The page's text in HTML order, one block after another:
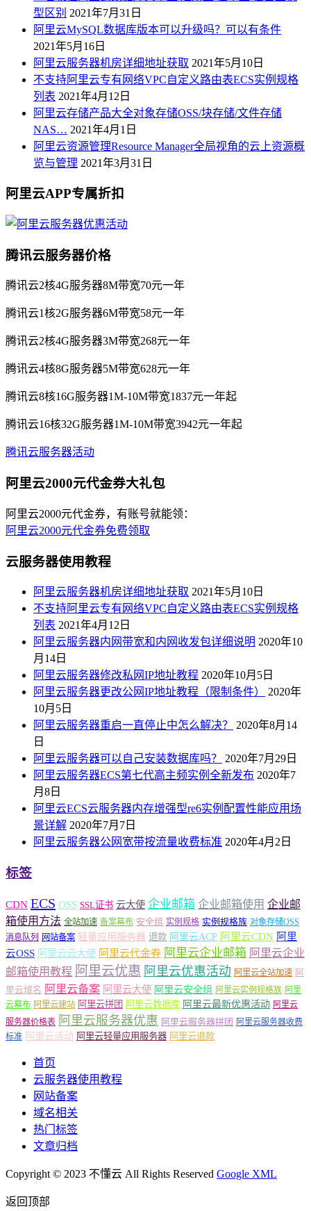
型区别 2021年7月31日
阿里云MySQL数据库版本可以升级吗？可以有条件
2021年5月16日
阿里云服务器机房详细地址获取 2021年5月10日
不支持阿里云专有网络VPC自定义路由表ECS实例规格
列表 2021年4月12日
阿里云存储产品大全对象存储OSS/块存储/文件存储
NAS… 2021年4月1日
阿里云资源管理Resource Manager全局视角的云上资源概
览与管理 2021年3月31日
阿里云APP专属折扣
腾讯云服务器价格
腾讯云2核4G服务器8M带宽70元一年
腾讯云1核2G服务器6M带宽58元一年
腾讯云2核4G服务器3M带宽268元一年
腾讯云4核8G服务器5M带宽628元一年
腾讯云8核16G服务器1M-10M带宽1837元一年起
腾讯云16核32G服务器1M-10M带宽3942元一年起
腾讯云服务器活动
阿里云2000元代金券大礼包
阿里云2000元代金券，有账号就能领：
阿里云2000元代金券免费领取
云服务器使用教程
阿里云服务器机房详细地址获取 2021年5月10日
不支持阿里云专有网络VPC自定义路由表ECS实例规格
列表 2021年4月12日
阿里云服务器内网带宽和内网收发包详细说明 2020年10
月14日
阿里云服务器修改私网IP地址教程 2020年10月5日
阿里云服务器更改公网IP地址教程（限制条件）
2020年
10月5日
阿里云服务器重启一直停止中怎么解决？
2020年8月14
日
阿里云服务器可以自己安装数据库吗？
2020年7月29日
阿里云服务器ECS第七代高主频实例全新发布 2020年7
月8日
阿里云ECS云服务器内存增强型re6实例配置性能应用场
景详解 2020年7月7日
阿里云服务器公网宽带按流量收费标准 2020年4月2日
标签
CDN ECS OSS SSL证书 云大使 企业邮箱 企业邮箱使用 企业邮
箱使用方法 全站加速 备案幕布 安全组 实例规格 实例规格族 对象存储OSS
消息队列
网站备案 轻量应用服务器 退款 阿里云ACP 阿里云CDN 阿里
云OSS 阿里云云大使 阿里云代金券 阿里云企业邮箱 阿里云企业
邮箱使用教程 阿里云优惠 阿里云优惠活动 阿里云全站加速 阿
里云域名 阿里云备案 阿里云大使 阿里云安全组 阿里云实例规格族 阿里
云幕布 阿里云建站 阿里云拼团 阿里云数据库 阿里云最新优惠活动 阿里云
服务器价格表 阿里云服务器优惠 阿里云服务器拼团 阿里云服务器收费
标准 阿里云活动 阿里云轻量应用服务器 阿里云退款
首页
云服务器使用教程
网站备案
域名相关
热门标签
文章归档
Copyright © 2023 不懂云 All Rights Reserved Google XML
返回顶部